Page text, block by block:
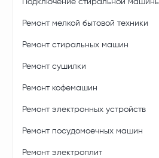
Подключение стиральной машины
Ремонт мелкой бытовой техники
Ремонт стиральных машин
Ремонт сушилки
Ремонт кофемашин
Ремонт электронных устройств
Ремонт посудомоечных машин
Ремонт электроплит